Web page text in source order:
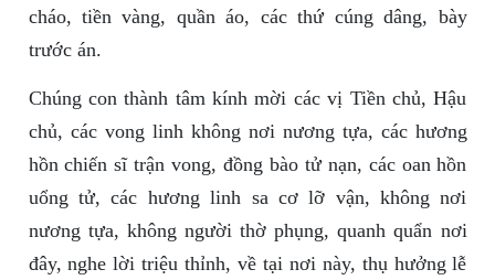
cháo, tiền vàng, quần áo, các thứ cúng dâng, bày
trước án.
Chúng con thành tâm kính mời các vị Tiền chủ, Hậu
chủ, các vong linh không nơi nương tựa, các hương
hồn chiến sĩ trận vong, đồng bào tử nạn, các oan hồn
uổng tử, các hương linh sa cơ lỡ vận, không nơi
nương tựa, không người thờ phụng, quanh quẩn nơi
đây, nghe lời triệu thỉnh, về tại nơi này, thụ hưởng lễ